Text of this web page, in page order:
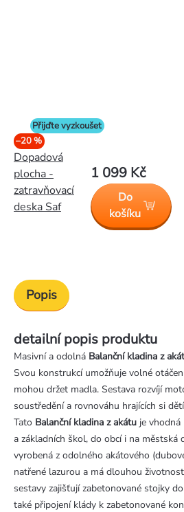
Přijďte vyzkoušet
–20 %
Dopadová
plocha -
zatravňovací
deska Saf
1 099 Kč
Do
košíku
Popis
detailní popis produktu
Masivní a odolná Balanční kladina z
Svou konstrukcí umožňuje volné
mohou držet madla. Sestava rozvíjí
soustředění a rovnováhu hrajících si
Tato Balanční kladina z akátu je
a základních škol, do obcí i na městská
vyrobená z odolného akátového
natřené lazurou a má dlouhou
sestavy zajišťují zabetonované stojky
také připojení klády k zabetonované